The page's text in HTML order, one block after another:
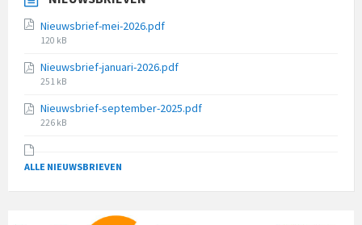
Nieuwsbrief-mei-2026.pdf
File
120 kB
Nieuwsbrief-januari-2026.pdf
File
251 kB
Nieuwsbrief-september-2025.pdf
File
226 kB
ALLE NIEUWSBRIEVEN